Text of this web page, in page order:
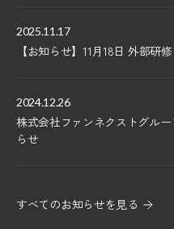
2025.11.17
【お知らせ】11月18日 外部研
2024.12.26
株式会社ファンネクストグル
らせ
すべてのお知らせを見る